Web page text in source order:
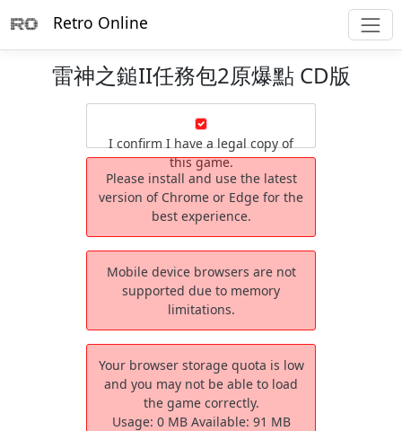
Retro Online
雷神之鎚II任務包2原爆點 CD版
I confirm I have a legal copy of
this game.
Please install and use the latest
version of Chrome or Edge for the
best experience.
Mobile device browsers are not
supported due to memory
limitations.
Your browser storage quota is low
and you may not be able to load
the game correctly.
Usage: 0 MBAvailable: 91 MB